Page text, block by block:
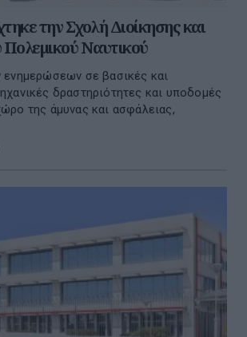
την Σχολή Διοίκησης και
Ναυτικού
ενημερώσεων σε βασικές και
δραστηριότητες και υποδομές
της άμυνας και ασφάλειας,